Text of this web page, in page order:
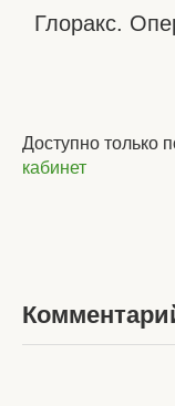
Глоракс.
Доступно только
кабинет